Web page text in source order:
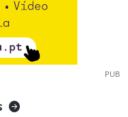
PUB